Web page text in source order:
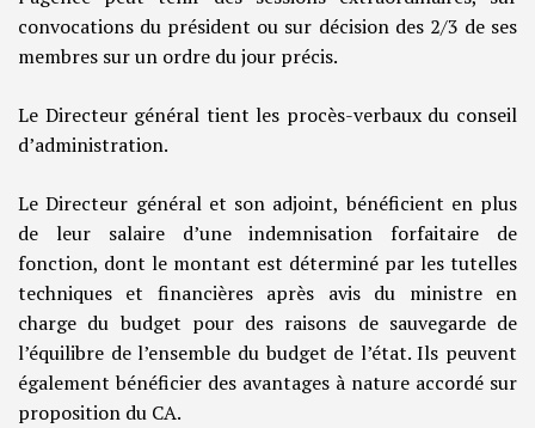
convocations du président ou sur décision des 2/3 de ses
membres sur un ordre du jour précis.
Le Directeur général tient les procès-verbaux du conseil
d’administration.
Le Directeur général et son adjoint, bénéficient en plus
de leur salaire d’une indemnisation forfaitaire de
fonction, dont le montant est déterminé par les tutelles
techniques et financières après avis du ministre en
charge du budget pour des raisons de sauvegarde de
l’équilibre de l’ensemble du budget de l’état. Ils peuvent
également bénéficier des avantages à nature accordé sur
proposition du CA.